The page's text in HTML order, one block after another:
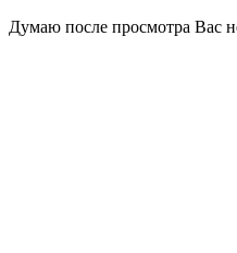
Думаю после просмотра Вас